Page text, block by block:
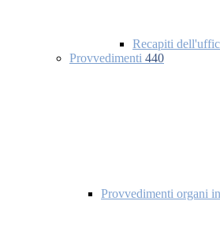
Recapiti
Provvedimenti 440
Provvedimenti organi